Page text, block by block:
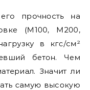
прочность на
(М100, М200,
в кгс/см²
бетон. Чем
Значит ли
самую высокую